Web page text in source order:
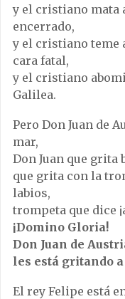
y el cristiano mata
encerrado,
y el cristiano teme
cara fatal,
y el cristiano
Galilea.
Pero Don Juan de
mar,
Don Juan que
que grita con la
labios,
trompeta que dice
¡Domino Gloria!
Don Juan de
les está gritando
El rey Felipe está